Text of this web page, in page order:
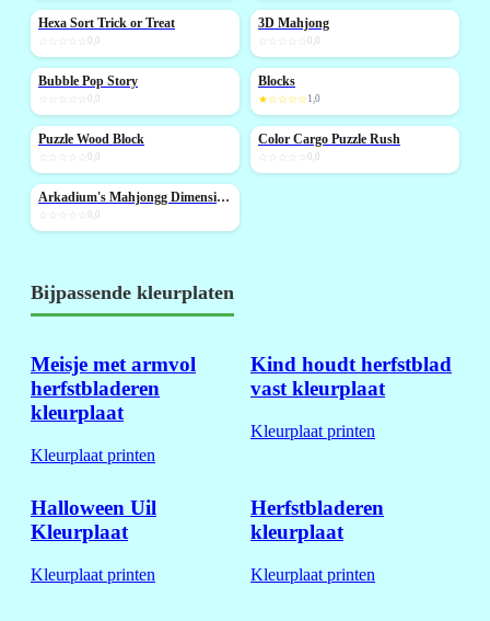
NIEUW
Hexa Sort Trick or Treat
0,0
NIEUW
3D Mahjong
0,0
NIEUW
Bubble Pop Story
0,0
NIEUW
Blocks
★☆☆☆☆ 1,0
NIEUW
Puzzle Wood Block
0,0
NIEUW
Color Cargo Puzzle Rush
0,0
NIEUW Arkadium's Mahjongg Dimensions Blue
0,0
Bijpassende kleurplaten
Meisje met armvol
herfstbladeren
kleurplaat
Kleurplaat printen
Kind houdt herfstblad
vast kleurplaat
Kleurplaat printen
Halloween Uil
Kleurplaat
Kleurplaat printen
Herfstbladeren
kleurplaat
Kleurplaat printen